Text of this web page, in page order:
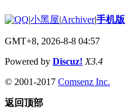
|小黑屋|Archiver|手机版
GMT+8, 2026-8-8 04:57
Powered by Discuz! X3.4
© 2001-2017 Comsenz Inc.
返回顶部